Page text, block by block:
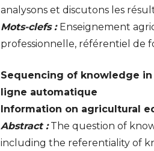
analysons et discutons les
Mots-clefs : Enseignement
professionnelle, référentiel de
Sequencing of knowledge
ligne automatique
Information on agricultural
Abstract : The question of
including the referentiality of